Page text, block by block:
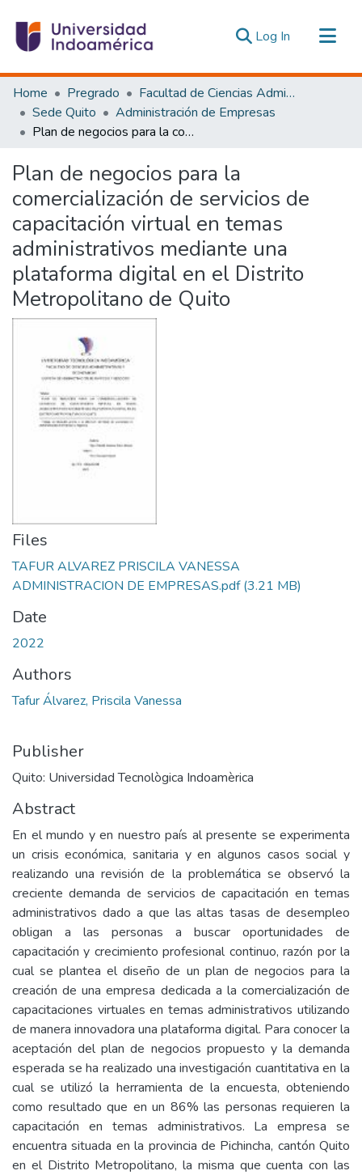
Log In (current)
Communities & Collections
All of DSpace
Statistics
Home Pregrado
Facultad de Ciencias Administrativas y Económicas
Sede Quito
Administración de Empresas
Plan de negocios para la comercialización de servicios de capacitación virtual en temas administrativos mediante una plataforma digital en el Distrito Metropolitano de Quito
Plan de negocios para la
comercialización de servicios de
capacitación virtual en temas
administrativos mediante una
plataforma digital en el Distrito
Metropolitano de Quito
Files
TAFUR ALVAREZ PRISCILA VANESSA
ADMINISTRACION DE EMPRESAS.pdf(3.21 MB)
Date
2022
Authors
Tafur Álvarez, Priscila Vanessa
Publisher
Quito: Universidad Tecnològica Indoamèrica
Abstract
En el mundo y en nuestro país al presente se experimenta
un crisis económica, sanitaria y en algunos casos social y
realizando una revisión de la problemática se observó la
creciente demanda de servicios de capacitación en temas
administrativos dado a que las altas tasas de desempleo
obligan a las personas a buscar oportunidades de
capacitación y crecimiento profesional continuo, razón por la
cual se plantea el diseño de un plan de negocios para la
creación de una empresa dedicada a la comercialización de
capacitaciones virtuales en temas administrativos utilizando
de manera innovadora una plataforma digital. Para conocer la
aceptación del plan de negocios propuesto y la demanda
esperada se ha realizado una investigación cuantitativa en la
cual se utilizó la herramienta de la encuesta, obteniendo
como resultado que en un 86% las personas requieren la
capacitación en temas administrativos. La empresa se
encuentra situada en la provincia de Pichincha, cantón Quito
en el Distrito Metropolitano, la misma que cuenta con las